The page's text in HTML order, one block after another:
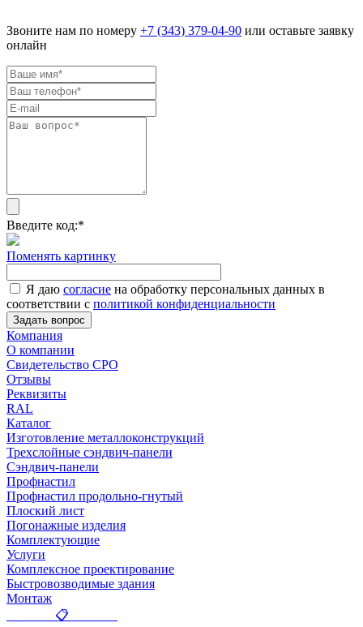
Звоните нам по номеру +7 (343) 379-04-90 или оставьте заявку
онлайн
Введите код:*
Поменять картинку
Я даю согласие на обработку персональных данных в
соответствии с политикой конфиденциальности
Задать вопрос
Компания
О компании
Свидетельство СРО
Отзывы
Реквизиты
RAL
Каталог
Изготовление металлоконструкций
Трехслойные сэндвич-панели
Сэндвич-панели
Профнастил
Профнастил продольно-гнутый
Плоский лист
Погонажные изделия
Комплектующие
Услуги
Комплексное проектирование
Быстровозводимые здания
Монтаж
_______ 📋 _______